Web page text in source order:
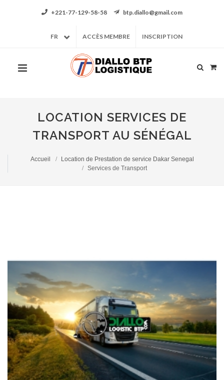
+221-77-129-58-58 btp.diallo@gmail.com
FR ACCÈS MEMBRE INSCRIPTION
LOCATION SERVICES DE
TRANSPORT AU SÉNÉGAL
Accueil
Location de Prestation de service Dakar Senegal
Services de Transport